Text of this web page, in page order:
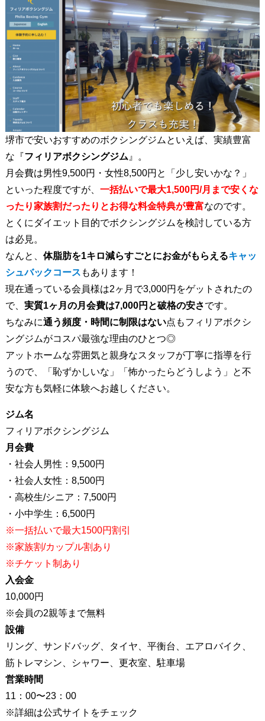
堺市で安いおすすめのボクシングジムといえば、実績豊富
な『フィリアボクシングジム 』。
月会費は男性9,500円・女性8,500円と「少し安いかな？」
といった程度ですが、 一括払いで最大1,500円/月まで安くな
ったり家族割だったりとお得な料金特典が豊富なのです。
とくにダイエット目的でボクシングジムを検討している方
は必見。
なんと、 体脂肪を1キロ減らすごとにお金がもらえるキャッ
シュバックコース もあります！
現在通っている会員様は2ヶ月で3,000円をゲットされたの
で、 実質1ヶ月の月会費は7,000円と破格の安さです。
ちなみに通う頻度・時間に制限はない点もフィリアボクシ
ングジムがコスパ最強な理由のひとつ◎
アットホームな雰囲気と親身なスタッフが丁寧に指導を行
うので、「恥ずかしいな」「怖かったらどうしよう」と不
安な方も気軽に体験へお越しください。
ジム名
フィリアボクシングジム
月会費
・社会人男性：9,500円
・社会人女性：8,500円
・高校生/シニア：7,500円
・小中学生：6,500円
※一括払いで最大1500円割引
※家族割/カップル割あり
※チケット制あり
入会金
10,000円
※会員の2親等まで無料
設備
リング、サンドバッグ、タイヤ、平衡台、エアロバイク、
筋トレマシン、シャワー、更衣室、駐車場
営業時間
11：00〜23：00
※詳細は公式サイトをチェック